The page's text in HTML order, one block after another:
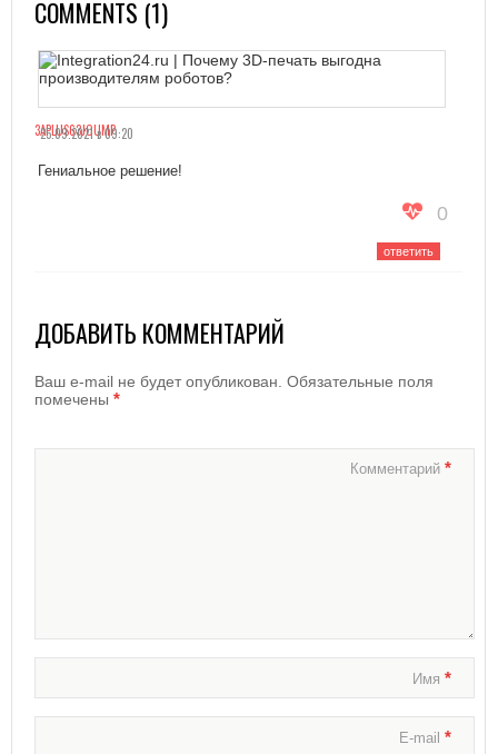
COMMENTS (1)
3APLUS63JOUMP
25.09.2021 в 09:20
Гениальное решение!
0
ответить
ДОБАВИТЬ КОММЕНТАРИЙ
Ваш e-mail не будет опубликован. Обязательные поля
помечены *
Комментарий*
Имя*
E-mail*